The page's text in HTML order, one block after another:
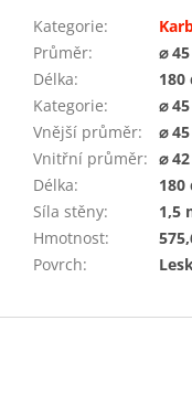
Kategorie:
Průměr:
⌀
Délka:
180
Kategorie:
⌀
Vnější průměr:
⌀
Vnitřní průměr: ⌀
Délka:
180
Síla stěny:
1,5
Hmotnost:
Povrch:
Z